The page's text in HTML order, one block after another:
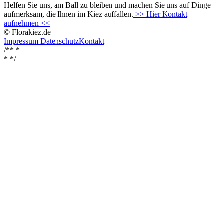
Helfen Sie uns, am Ball zu bleiben und machen Sie uns auf Dinge
aufmerksam, die Ihnen im Kiez auffallen. >> Hier Kontakt
aufnehmen <<
© Florakiez.de
Impressum DatenschutzKontakt
/** *
* */